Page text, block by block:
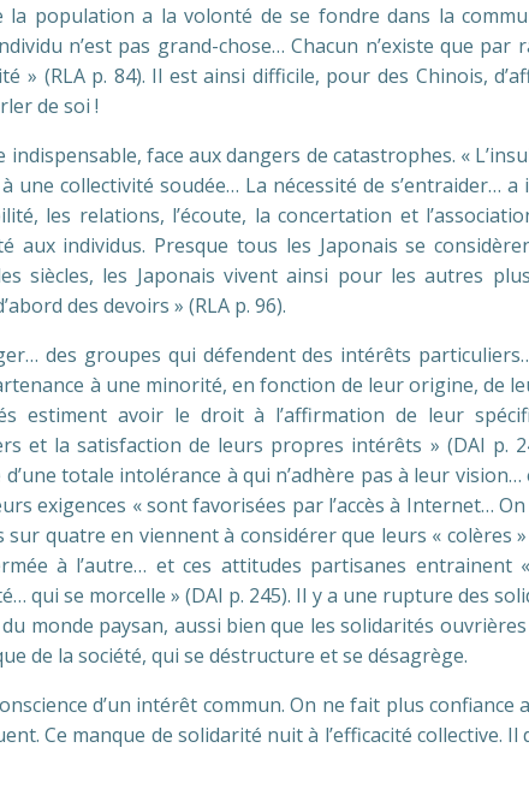
la population a la volonté de se fondre dans la
n’est pas grand-chose… Chacun n’existe que
» (RLA p. 84). Il est ainsi difficile, pour des Chinois,
de soi !
indispensable, face aux dangers de catastrophes. «
une collectivité soudée… La nécessité de s’entraider…
les relations, l’écoute, la concertation et
individus. Presque tous les Japonais se
siècles, les Japonais vivent ainsi pour les autres
des devoirs » (RLA p. 96).
des groupes qui défendent des intérêts
à une minorité, en fonction de leur origine, de
estiment avoir le droit à l’affirmation de leur
et la satisfaction de leurs propres intérêts » (DAI p.
totale intolérance à qui n’adhère pas à leur
exigences « sont favorisées par l’accès à Internet…
quatre en viennent à considérer que leurs « colères
à l’autre… et ces attitudes partisanes entrainent
qui se morcelle » (DAI p. 245). Il y a une rupture des
monde paysan, aussi bien que les solidarités
de la société, qui se déstructure et se désagrège.
d’un intérêt commun. On ne fait plus
Ce manque de solidarité nuit à l’efficacité collective.